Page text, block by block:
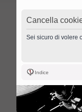
Cancella
Sei sicuro di volere
Indice